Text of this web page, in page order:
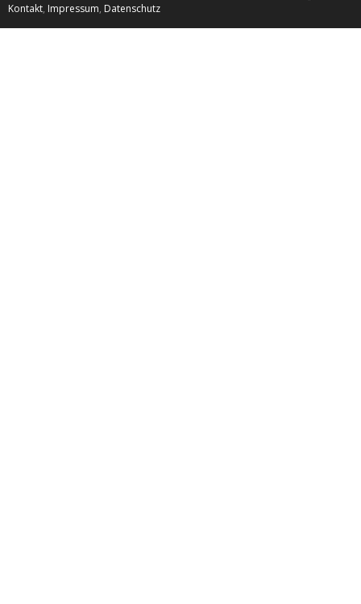
Kontakt, Impressum, Datenschutz